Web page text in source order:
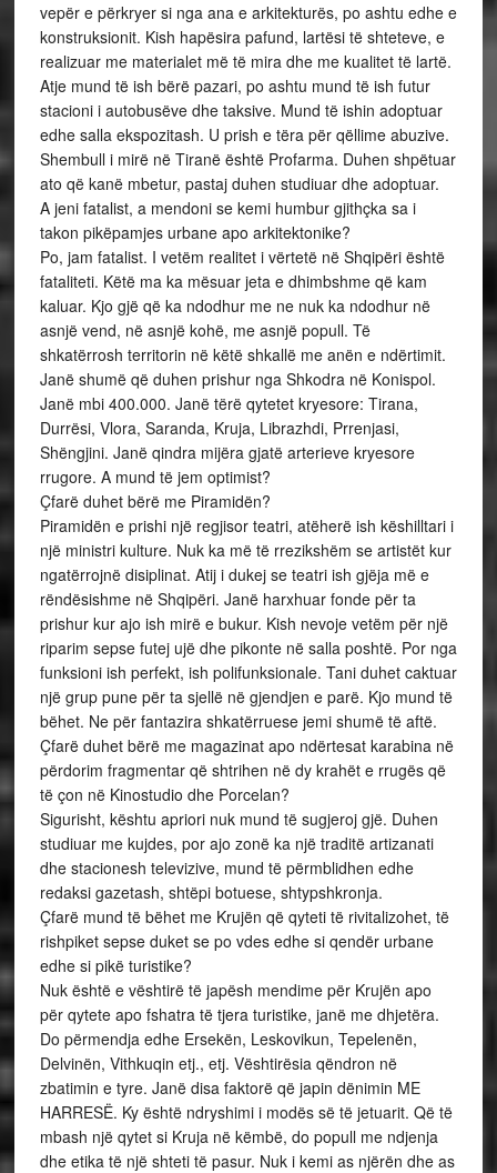
vepër e përkryer si nga ana e arkitekturës, po ashtu edhe e
konstruksionit. Kish hapësira pafund, lartësi të shteteve, e
realizuar me materialet më të mira dhe me kualitet të lartë.
Atje mund të ish bërë pazari, po ashtu mund të ish futur
stacioni i autobusëve dhe taksive. Mund të ishin adoptuar
edhe salla ekspozitash. U prish e tëra për qëllime abuzive.
Shembull i mirë në Tiranë është Profarma. Duhen shpëtuar
ato që kanë mbetur, pastaj duhen studiuar dhe adoptuar.
A jeni fatalist, a mendoni se kemi humbur gjithçka sa i
takon pikëpamjes urbane apo arkitektonike?
Po, jam fatalist. I vetëm realitet i vërtetë në Shqipëri është
fataliteti. Këtë ma ka mësuar jeta e dhimbshme që kam
kaluar. Kjo gjë që ka ndodhur me ne nuk ka ndodhur në
asnjë vend, në asnjë kohë, me asnjë popull. Të
shkatërrosh territorin në këtë shkallë me anën e ndërtimit.
Janë shumë që duhen prishur nga Shkodra në Konispol.
Janë mbi 400.000. Janë tërë qytetet kryesore: Tirana,
Durrësi, Vlora, Saranda, Kruja, Librazhdi, Prrenjasi,
Shëngjini. Janë qindra mijëra gjatë arterieve kryesore
rrugore. A mund të jem optimist?
Çfarë duhet bërë me Piramidën?
Piramidën e prishi një regjisor teatri, atëherë ish këshilltari i
një ministri kulture. Nuk ka më të rrezikshëm se artistët kur
ngatërrojnë disiplinat. Atij i dukej se teatri ish gjëja më e
rëndësishme në Shqipëri. Janë harxhuar fonde për ta
prishur kur ajo ish mirë e bukur. Kish nevoje vetëm për një
riparim sepse futej ujë dhe pikonte në salla poshtë. Por nga
funksioni ish perfekt, ish polifunksionale. Tani duhet caktuar
një grup pune për ta sjellë në gjendjen e parë. Kjo mund të
bëhet. Ne për fantazira shkatërruese jemi shumë të aftë.
Çfarë duhet bërë me magazinat apo ndërtesat karabina në
përdorim fragmentar që shtrihen në dy krahët e rrugës që
të çon në Kinostudio dhe Porcelan?
Sigurisht, kështu apriori nuk mund të sugjeroj gjë. Duhen
studiuar me kujdes, por ajo zonë ka një traditë artizanati
dhe stacionesh televizive, mund të përmblidhen edhe
redaksi gazetash, shtëpi botuese, shtypshkronja.
Çfarë mund të bëhet me Krujën që qyteti të rivitalizohet, të
rishpiket sepse duket se po vdes edhe si qendër urbane
edhe si pikë turistike?
Nuk është e vështirë të japësh mendime për Krujën apo
për qytete apo fshatra të tjera turistike, janë me dhjetëra.
Do përmendja edhe Ersekën, Leskovikun, Tepelenën,
Delvinën, Vithkuqin etj., etj. Vështirësia qëndron në
zbatimin e tyre. Janë disa faktorë që japin dënimin ME
HARRESË. Ky është ndryshimi i modës së të jetuarit. Që të
mbash një qytet si Kruja në këmbë, do popull me ndjenja
dhe etika të një shteti të pasur. Nuk i kemi as njërën dhe as